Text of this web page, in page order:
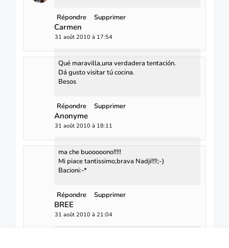
Répondre Supprimer
Carmen
31 août 2010 à 17:54
Qué maravilla,una verdadera tentación.
Dá gusto visitar tú cocina.
Besos
Répondre Supprimer
Anonyme
31 août 2010 à 18:11
ma che buooooono!!!!!
Mi piace tantissimo,brava Nadji!!!!;-)
Bacioni:-*
Répondre Supprimer
BREE
31 août 2010 à 21:04